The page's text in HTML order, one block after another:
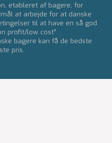
etableret af bagere, for
at arbejde for at danske
til at have en så god
profit/low cost”
bagere kan få de bedste
pris.